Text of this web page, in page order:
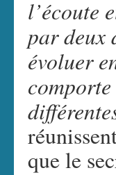
l’écoute
par deux
évoluer
que le